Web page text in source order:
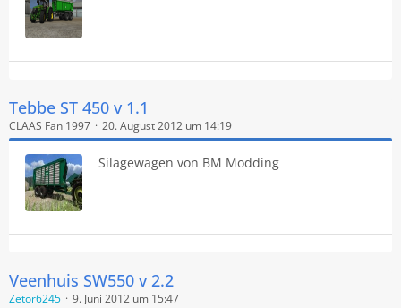
Tebbe ST 450 v 1.1
CLAAS Fan 1997 20. August 2012 um 14:19
Silagewagen von BM Modding
Veenhuis SW550 v 2.2
Zetor6245 9. Juni 2012 um 15:47